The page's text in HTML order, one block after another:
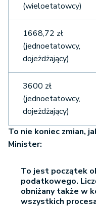
(wieloetatowcy)
1668,72 zł
(jednoetatowcy,
dojeżdżający)
3600 zł
(jednoetatowcy,
dojeżdżający)
To nie koniec zmian,
Minister:
To jest początek
podatkowego.
obniżany także w
wszystkich